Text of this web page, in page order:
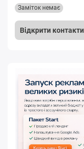
Відкрити контакти
Заміток немає